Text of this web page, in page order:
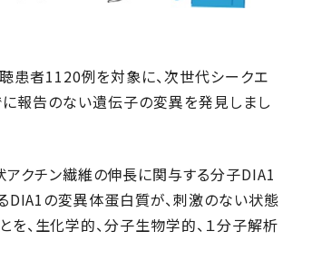
患者1120例を対象に、次世代シークエ
に報告のない遺伝子の変異を発見しまし
クチン繊維の伸長に関与する分子DIA1
DIA1の変異体蛋白質が、刺激のない状態
、生化学的、分子生物学的、１分子解析